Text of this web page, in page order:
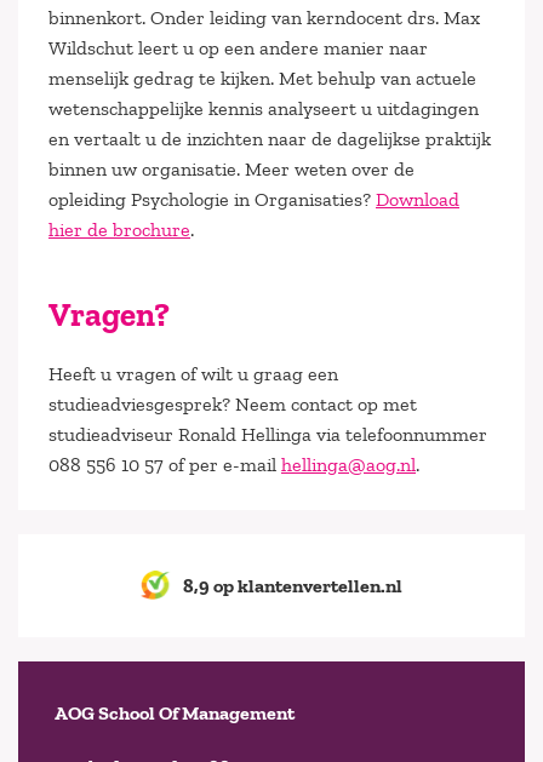
binnenkort. Onder leiding van kerndocent drs. Max
Wildschut leert u op een andere manier naar
menselijk gedrag te kijken. Met behulp van actuele
wetenschappelijke kennis analyseert u uitdagingen
en vertaalt u de inzichten naar de dagelijkse praktijk
binnen uw organisatie. Meer weten over de
opleiding Psychologie in Organisaties? Download
hier de brochure.
Vragen?
Heeft u vragen of wilt u graag een
studieadviesgesprek? Neem contact op met
studieadviseur Ronald Hellinga via telefoonnummer
088 556 10 57 of per e-mail hellinga@aog.nl.
8,9 op klantenvertellen.nl
AOG School Of Management